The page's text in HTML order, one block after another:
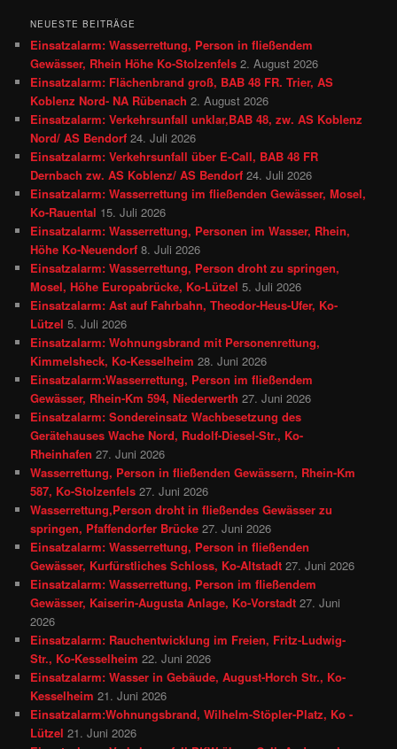
NEUESTE BEITRÄGE
Einsatzalarm: Wasserrettung, Person in fließendem
Gewässer, Rhein Höhe Ko-Stolzenfels 2. August 2026
Einsatzalarm: Flächenbrand groß, BAB 48 FR. Trier, AS
Koblenz Nord- NA Rübenach 2. August 2026
Einsatzalarm: Verkehrsunfall unklar,BAB 48, zw. AS Koblenz
Nord/ AS Bendorf 24. Juli 2026
Einsatzalarm: Verkehrsunfall über E-Call, BAB 48 FR
Dernbach zw. AS Koblenz/ AS Bendorf 24. Juli 2026
Einsatzalarm: Wasserrettung im fließenden Gewässer, Mosel,
Ko-Rauental 15. Juli 2026
Einsatzalarm: Wasserrettung, Personen im Wasser, Rhein,
Höhe Ko-Neuendorf 8. Juli 2026
Einsatzalarm: Wasserrettung, Person droht zu springen,
Mosel, Höhe Europabrücke, Ko-Lützel 5. Juli 2026
Einsatzalarm: Ast auf Fahrbahn, Theodor-Heus-Ufer, Ko-
Lützel 5. Juli 2026
Einsatzalarm: Wohnungsbrand mit Personenrettung,
Kimmelsheck, Ko-Kesselheim 28. Juni 2026
Einsatzalarm:Wasserrettung, Person im fließendem
Gewässer, Rhein-Km 594, Niederwerth 27. Juni 2026
Einsatzalarm: Sondereinsatz Wachbesetzung des
Gerätehauses Wache Nord, Rudolf-Diesel-Str., Ko-
Rheinhafen 27. Juni 2026
Wasserrettung, Person in fließenden Gewässern, Rhein-Km
587, Ko-Stolzenfels 27. Juni 2026
Wasserrettung,Person droht in fließendes Gewässer zu
springen, Pfaffendorfer Brücke 27. Juni 2026
Einsatzalarm: Wasserrettung, Person in fließenden
Gewässer, Kurfürstliches Schloss, Ko-Altstadt 27. Juni 2026
Einsatzalarm: Wasserrettung, Person im fließendem
Gewässer, Kaiserin-Augusta Anlage, Ko-Vorstadt 27. Juni
2026
Einsatzalarm: Rauchentwicklung im Freien, Fritz-Ludwig-
Str., Ko-Kesselheim 22. Juni 2026
Einsatzalarm: Wasser in Gebäude, August-Horch Str., Ko-
Kesselheim 21. Juni 2026
Einsatzalarm:Wohnungsbrand, Wilhelm-Stöpler-Platz, Ko -
Lützel 21. Juni 2026